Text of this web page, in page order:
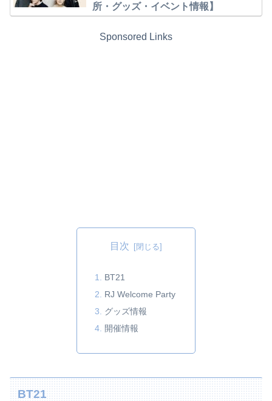
所・グッズ・イベント情報】
Sponsored Links
目次
BT21
RJ Welcome Party
グッズ情報
開催情報
BT21